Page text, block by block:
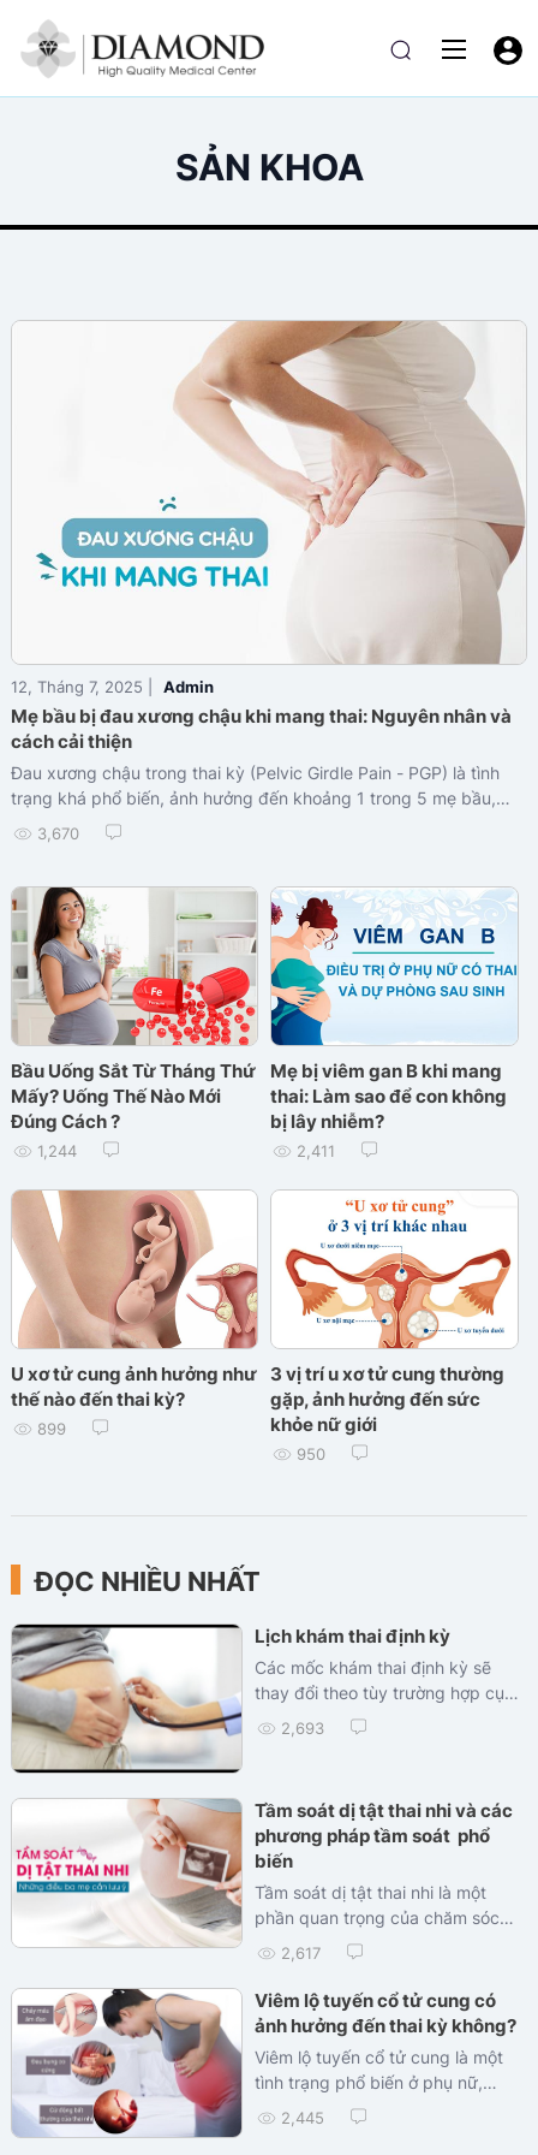
SẢN KHOA
12, Tháng 7, 2025 | Admin
Mẹ bầu bị đau xương chậu khi mang thai: Nguyên nhân và
cách cải thiện
Đau xương chậu trong thai kỳ (Pelvic Girdle Pain - PGP) là tình
trạng khá phổ biến, ảnh hưởng đến khoảng 1 trong 5 mẹ bầu,
đặc biệt là ở giai đoạn...
3,670
Bầu Uống Sắt Từ Tháng Thứ
Mấy? Uống Thế Nào Mới
Đúng Cách ?
1,244
Mẹ bị viêm gan B khi mang
thai: Làm sao để con không
bị lây nhiễm?
2,411
U xơ tử cung ảnh hưởng như
thế nào đến thai kỳ?
899
3 vị trí u xơ tử cung thường
gặp, ảnh hưởng đến sức
khỏe nữ giới
950
ĐỌC NHIỀU NHẤT
Lịch khám thai định kỳ
Các mốc khám thai định kỳ sẽ
thay đổi theo tùy trường hợp cụ
thể khi có các dấu hiệu bất
thường như: đau bụng, ra huyết,
2,693
Tầm soát dị tật thai nhi và các
phương pháp tầm soát phổ
biến
Tầm soát dị tật thai nhi là một
phần quan trọng của chăm sóc
thai kỳ, nhằm phát hiện sớm các
bất thường hoặc dị tật ở thai nhi.
Quy trình này bao gồm nhiều xét
nghiệm và siêu âm để đảm bảo
sức khỏe cho cả mẹ và bé. Dưới
đây là một số phương pháp và
thông tin liên quan.
2,617
Viêm lộ tuyến cổ tử cung có
ảnh hưởng đến thai kỳ không?
Viêm lộ tuyến cổ tử cung là một
tình trạng phổ biến ở phụ nữ,
nhưng khi mắc phải trong thai kỳ,
nó có thể gây ra nhiều lo lắng và
2,445